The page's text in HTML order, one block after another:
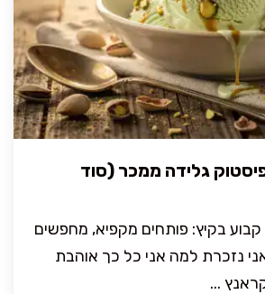
גלידה ממכר (סוד
בקיץ: פותחים מקפיא, מחפשים
נזכרת למה אני כל כך אוהבת
...